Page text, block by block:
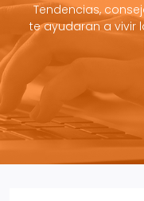
Tendencias,
te ayudaran a vivir